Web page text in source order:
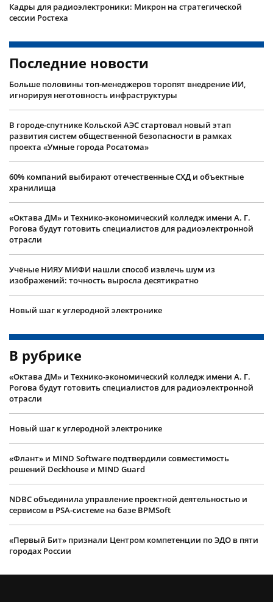
Кадры для радиоэлектроники: Микрон на стратегической
сессии Ростеха
Последние новости
Больше половины топ-менеджеров торопят внедрение ИИ,
игнорируя неготовность инфраструктуры
В городе-спутнике Кольской АЭС стартовал новый этап
развития систем общественной безопасности в рамках
проекта «Умные города Росатома»
60% компаний выбирают отечественные СХД и объектные
хранилища
«Октава ДМ» и Технико-экономический колледж имени А. Г.
Рогова будут готовить специалистов для радиоэлектронной
отрасли
Учëные НИЯУ МИФИ нашли способ извлечь шум из
изображений: точность выросла десятикратно
Новый шаг к углеродной электронике
В рубрике
«Октава ДМ» и Технико-экономический колледж имени А. Г.
Рогова будут готовить специалистов для радиоэлектронной
отрасли
Новый шаг к углеродной электронике
«Флант» и MIND Software подтвердили совместимость
решений Deckhouse и MIND Guard
NDBC объединила управление проектной деятельностью и
сервисом в PSA-системе на базе BPMSoft
«Первый Бит» признали Центром компетенции по ЭДО в пяти
городах России